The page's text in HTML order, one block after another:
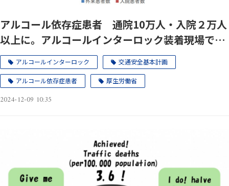
アルコール依存症患者 通院10万人・入院２万人
以上に。アルコールインターロック装着現場で立
ち現れる依存症患者の”背景”、それがわかる3件
のレポートに、関係者は注目してほしい。
アルコールインターロック 交通安全基本計画
アルコール依存症患者 厚生労働省
2024-12-09 10:35